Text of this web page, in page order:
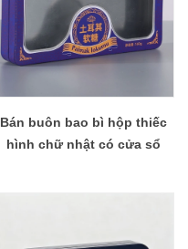
Bán buôn bao bì hộp thiếc
hình chữ nhật có cửa sổ